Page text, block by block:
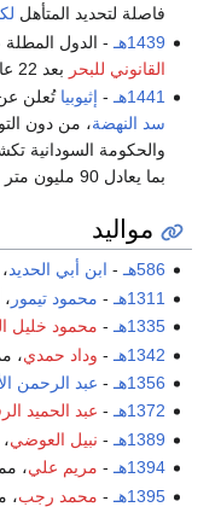
فاصلة لتحديد المتأهل
1439هـ
- الدول
القانوني للبحر بعد 22 عاماً من المداولات.
1441هـ
- إثيوبيا تُعلن
سد النهضة، من دون
والحكومة السودانية
بما يعادل 90 مليون متر مكعب.
مواليد
586هـ - ابن أبي الحديد
1311هـ
- محمود تيمور
1335هـ
- محمود خليل
1342هـ
- وداد حمدي،
1356هـ
- عبد الرحمن
1372هـ
- عبد الحميد
1389هـ
- نبيل العوضي
1394هـ
- مريم علي،
1395هـ
- محمد رجب،